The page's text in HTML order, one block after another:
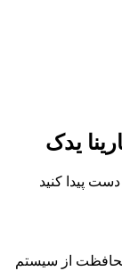
پیدا کنید
محافظت از سیستم